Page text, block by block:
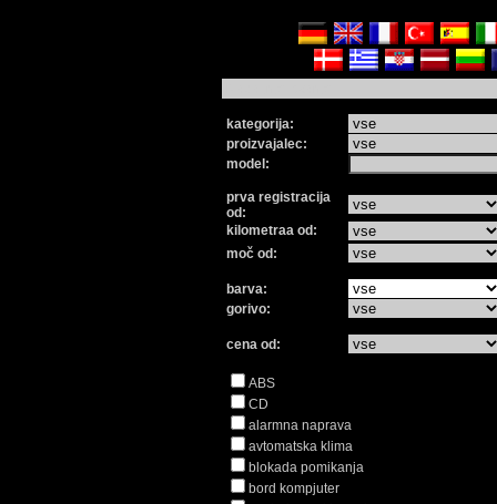
kategorija:
proizvajalec:
model:
prva registracija
od:
kilometraa od:
moč od:
barva:
gorivo:
cena od:
ABS
CD
alarmna naprava
avtomatska klima
blokada pomikanja
bord kompjuter